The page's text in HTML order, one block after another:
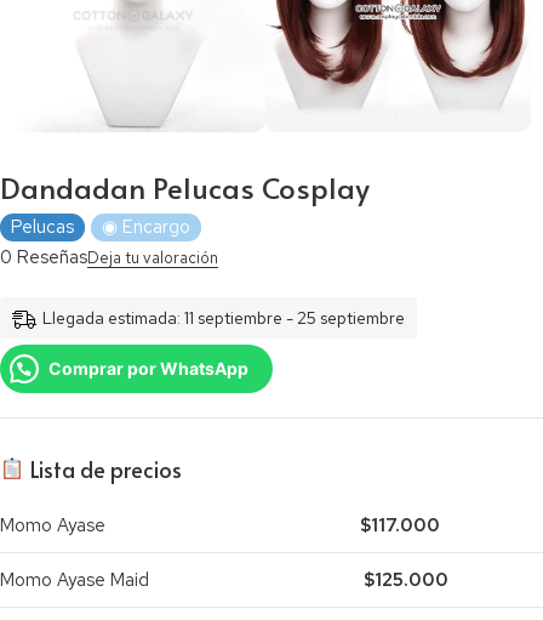
Dandadan Pelucas Cosplay
Pelucas
◉ Encargo
0 ReseñasDeja tu valoración
Llegada estimada: 11 septiembre - 25 septiembre
Comprar por WhatsApp
​ Lista de precios
Momo Ayase $117.000
Momo Ayase Maid $125.000